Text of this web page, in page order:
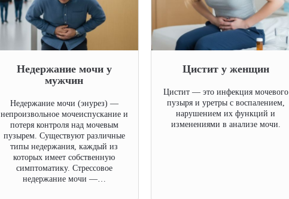
Недержание мочи у
мужчин
Недержание мочи (энурез) —
непроизвольное мочеиспускание и
потеря контроля над мочевым
пузырем. Существуют различные
типы недержания, каждый из
которых имеет собственную
симптоматику. Стрессовое
недержание мочи —…
Цистит у женщин
Цистит — это инфекция мочевого
пузыря и уретры с воспалением,
нарушением их функций и
изменениями в анализе мочи.